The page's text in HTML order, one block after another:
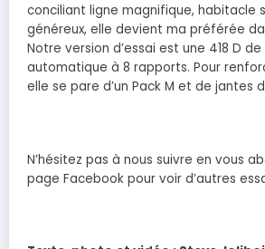
conciliant ligne magnifique, habitacle
généreux, elle devient ma préférée
Notre version d’essai est une 418 D
automatique à 8 rapports. Pour
elle se pare d’un Pack M et de jantes
N’hésitez pas à nous suivre en vous
page Facebook pour voir d’autres